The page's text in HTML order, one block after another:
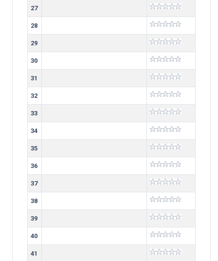
27
28
29
30
31
32
33
34
35
36
37
38
39
40
41